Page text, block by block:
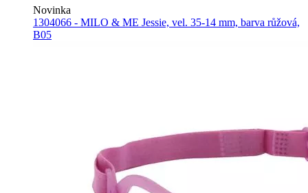
Novinka
1304066 - MILO & ME Jessie, vel. 35-14 mm, barva růžová,
B05